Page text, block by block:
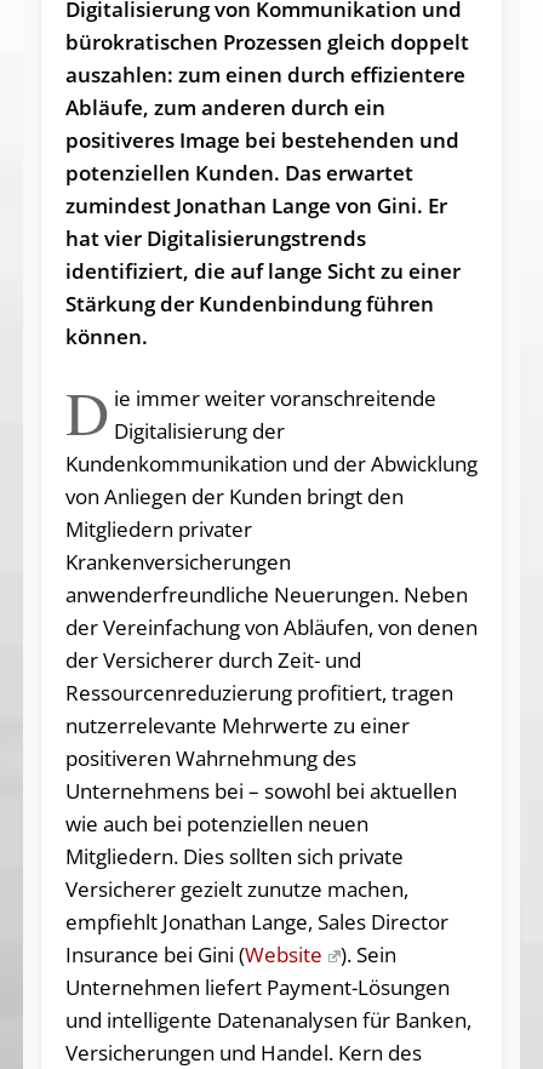
Digitalisierung von Kommunikation und
bürokratischen Prozessen gleich doppelt
auszahlen: zum einen durch effizientere
Abläufe, zum anderen durch ein
positiveres Image bei bestehenden und
potenziellen Kunden. Das erwartet
zumindest Jonathan Lange von Gini. Er
hat vier Digitalisierungstrends
identifiziert, die auf lange Sicht zu einer
Stärkung der Kundenbindung führen
können.
D ie immer weiter voranschreitende
Digitalisierung der
Kundenkommunikation und der Abwicklung
von Anliegen der Kunden bringt den
Mitgliedern privater
Krankenversicherungen
anwenderfreundliche Neuerungen. Neben
der Vereinfachung von Abläufen, von denen
der Versicherer durch Zeit- und
Ressourcenreduzierung profitiert, tragen
nutzerrelevante Mehrwerte zu einer
positiveren Wahrnehmung des
Unternehmens bei – sowohl bei aktuellen
wie auch bei potenziellen neuen
Mitgliedern. Dies sollten sich private
Versicherer gezielt zunutze machen,
empfiehlt Jonathan Lange, Sales Director
Insurance bei Gini (Website
). Sein
Unternehmen liefert Payment-Lösungen
und intelligente Datenanalysen für Banken,
Versicherungen und Handel. Kern des